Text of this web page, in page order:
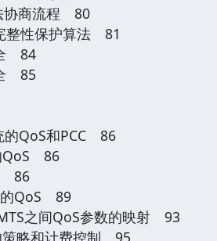
协商流程 80
性保护算法 81
84
85
QoS和PCC 86
QoS 86
86
QoS 89
之间QoS参数的映射 93
略和计费控制 95